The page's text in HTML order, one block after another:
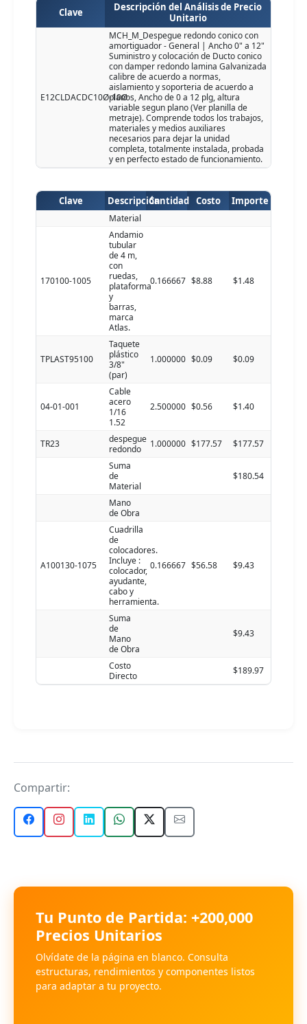
Clave
Descripción del Análisis de Precio
Unitario
E12CLDACDC10Ø-10Ø
MCH_M_Despegue redondo conico con
amortiguador - General | Ancho 0" a 12"
Suministro y colocación de Ducto conico
con damper redondo lamina Galvanizada
calibre de acuerdo a normas,
aislamiento y soporteria de acuerdo a
planos, Ancho de 0 a 12 plg, altura
variable segun plano (Ver planilla de
metraje). Comprende todos los trabajos,
materiales y medios auxiliares
necesarios para dejar la unidad
completa, totalmente instalada, probada
y en perfecto estado de funcionamiento.
Clave DescripciónCantidad Costo Importe
Material
170100-1005
Andamio
tubular
de 4 m,
con
ruedas,
plataforma
y
barras,
marca
Atlas.
0.166667 $8.88 $1.48
TPLAST95100
Taquete
plástico
3/8"
(par)
1.000000 $0.09 $0.09
04-01-001
Cable
acero
1/16
1.52
2.500000 $0.56 $1.40
TR23
despegue
redondo
1.000000 $177.57
$177.57
Suma
de
Material
$180.54
Mano
de Obra
A100130-1075
Cuadrilla
de
colocadores.
Incluye :
colocador,
ayudante,
cabo y
herramienta.
0.166667 $56.58 $9.43
Suma
de
Mano
de Obra
$9.43
Costo
Directo
$189.97
Compartir:
Tu Punto de Partida: +200,000
Precios Unitarios
Olvídate de la página en blanco. Consulta
estructuras, rendimientos y componentes listos
para adaptar a tu proyecto.